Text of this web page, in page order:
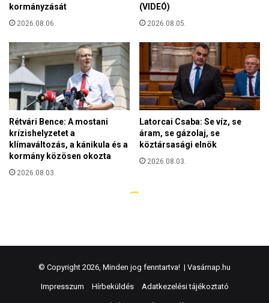
© Copyright 2026, Minden jog fenntartva! | Vasárnap.hu
Impresszum Hírbeküldés Adatkezelési tájékoztató